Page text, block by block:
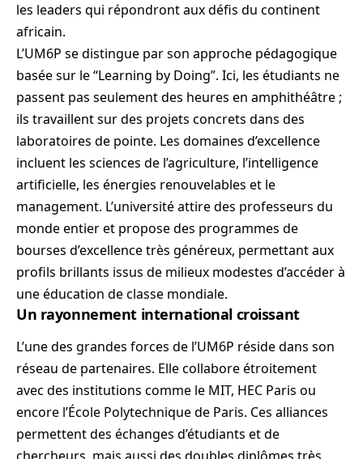
les leaders qui répondront aux défis du continent
africain.
L’UM6P se distingue par son approche pédagogique
basée sur le “Learning by Doing”. Ici, les étudiants ne
passent pas seulement des heures en amphithéâtre ;
ils travaillent sur des projets concrets dans des
laboratoires de pointe. Les domaines d’excellence
incluent les sciences de l’agriculture, l’intelligence
artificielle, les énergies renouvelables et le
management. L’université attire des professeurs du
monde entier et propose des programmes de
bourses d’excellence très généreux, permettant aux
profils brillants issus de milieux modestes d’accéder à
une éducation de classe mondiale.
Un rayonnement international croissant
L’une des grandes forces de l’UM6P réside dans son
réseau de partenaires. Elle collabore étroitement
avec des institutions comme le MIT, HEC Paris ou
encore l’École Polytechnique de Paris. Ces alliances
permettent des échanges d’étudiants et de
chercheurs, mais aussi des doubles diplômes très